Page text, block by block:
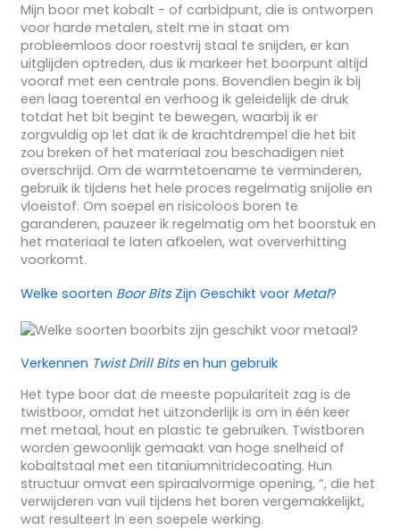
Mijn boor met kobalt - of carbidpunt, die is ontworpen
voor harde metalen, stelt me in staat om
probleemloos door roestvrij staal te snijden, er kan
uitglijden optreden, dus ik markeer het boorpunt altijd
vooraf met een centrale pons. Bovendien begin ik bij
een laag toerental en verhoog ik geleidelijk de druk
totdat het bit begint te bewegen, waarbij ik er
zorgvuldig op let dat ik de krachtdrempel die het bit
zou breken of het materiaal zou beschadigen niet
overschrijd. Om de warmtetoename te verminderen,
gebruik ik tijdens het hele proces regelmatig snijolie en
vloeistof. Om soepel en risicoloos boren te
garanderen, pauzeer ik regelmatig om het boorstuk en
het materiaal te laten afkoelen, wat oververhitting
voorkomt.
Welke soorten Boor BitsZijn Geschikt voor Metal?
Verkennen Twist Drill Bitsen hun gebruik
Het type boor dat de meeste populariteit zag is de
twistboor, omdat het uitzonderlijk is om in één keer
met metaal, hout en plastic te gebruiken. Twistboren
worden gewoonlijk gemaakt van hoge snelheid of
kobaltstaal met een titaniumnitridecoating. Hun
structuur omvat een spiraalvormige opening, “, die het
verwijderen van vuil tijdens het boren vergemakkelijkt,
wat resulteert in een soepele werking.